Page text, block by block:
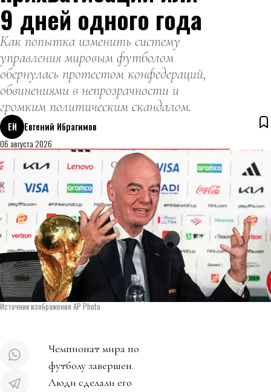
9 дней одного года
Как попытка изменить систему
управления мировым футболом
обернулась протестом конфедераций,
обвинениями в непрозрачности и
громким политическим скандалом.
ЕИ
Евгений Ибрагимов
06 августа 2026
Источник изображения AP Photo
Чемпионат мира по
футболу завершен.
Люди сделали его